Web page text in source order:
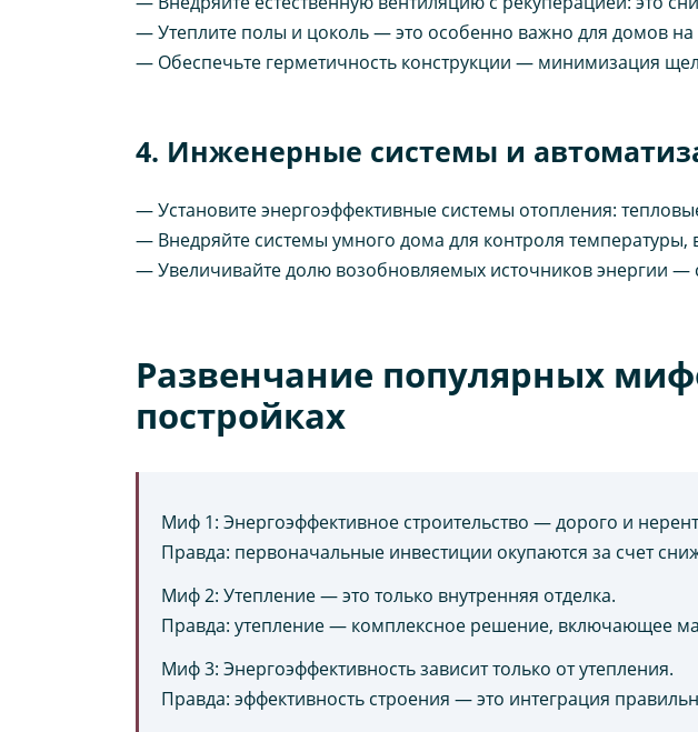
— Утеплите полы и цоколь — это особенно важно для домов на
— Обеспечьте герметичность конструкции — минимизация
4. Инженерные системы и
— Установите энергоэффективные системы отопления:
— Внедряйте системы умного дома для контроля температуры,
— Увеличивайте долю возобновляемых источников энергии —
Развенчание популярных
постройках
Миф 1: Энергоэффективное строительство — дорого и
Правда: первоначальные инвестиции окупаются за счет
Миф 2: Утепление — это только внутренняя отделка.
Правда: утепление — комплексное решение, включающее
Миф 3: Энергоэффективность зависит только от утепления.
Правда: эффективность строения — это интеграция